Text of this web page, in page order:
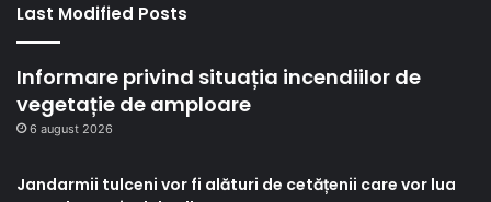
Last Modified Posts
Informare privind situația incendiilor de
vegetație de amploare
6 august 2026
Jandarmii tulceni vor fi alături de cetățenii care vor lua